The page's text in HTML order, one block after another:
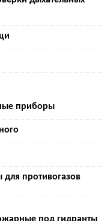
приборы
противогазов
под гидранты